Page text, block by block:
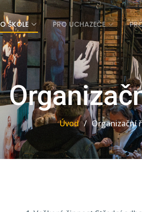
O ŠKOLE PRO UCHAZEČE
Úvod Organizační